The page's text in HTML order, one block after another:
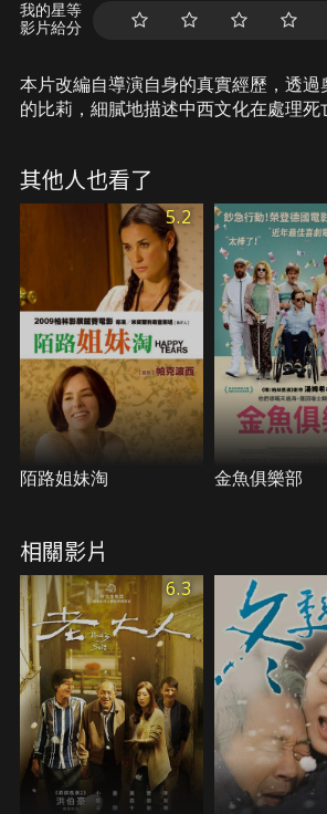
我的星等
影片給分
本片改編自導演自身的真實經歷，透過
的比莉，細膩地描述中西文化在處理死
情，藉由舉辦一場假婚禮，號召全家的
最後一面……
其他人也看了
5.2
陌路姐妹淘 金魚俱樂部
相關影片
6.3